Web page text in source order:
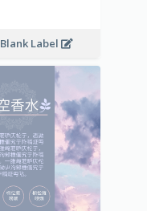
Blank Label